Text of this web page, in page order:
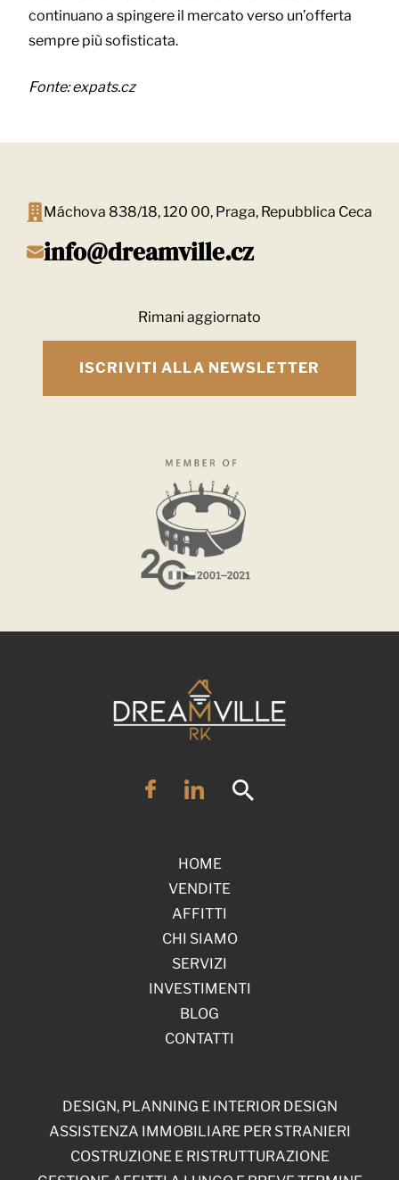
continuano a spingere il mercato verso un’offerta
sempre più sofisticata.
Fonte: expats.cz
Máchova 838/18, 120 00, Praga, Repubblica Ceca
info@dreamville.cz
Rimani aggiornato
ISCRIVITI ALLA NEWSLETTER
HOME
VENDITE
AFFITTI
CHI SIAMO
SERVIZI
INVESTIMENTI
BLOG
CONTATTI
DESIGN, PLANNING E INTERIOR DESIGN
ASSISTENZA IMMOBILIARE PER STRANIERI
COSTRUZIONE E RISTRUTTURAZIONE